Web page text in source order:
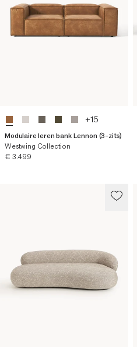
+15
Modulaire leren bank Lennon (3-zits)
Westwing Collection
Huidige prijs
€ 3.499